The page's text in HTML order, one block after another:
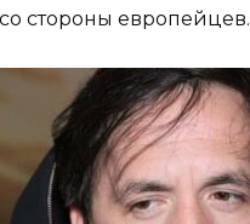
стороны европейцев.